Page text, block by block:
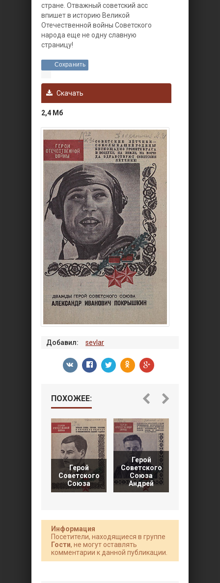
стране. Отважный советский асс
впишет в историю Великой
Отечественной войны Советского
народа еще не одну славную
страницу!
Сохранить
Скачать
2,4 Мб
Добавил: sevlar
ПОХОЖЕЕ:
Герой
Советского
Союза
Герой
Советского
Союза
Андрей
Информация
Посетители, находящиеся в группе
Гости, не могут оставлять
комментарии к данной публикации.